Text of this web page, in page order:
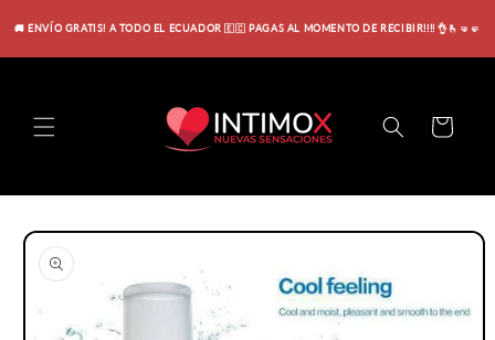
🚚 ENVÍO GRATIS! A TODO EL ECUADOR 🇪🇨 PAGAS AL MOMENTO DE RECIBIR!!!! 👌🫰🤜🤛
directamente
Carrito
directamente
información
del producto